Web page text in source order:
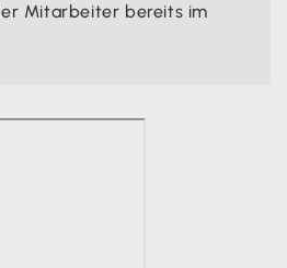
Mitarbeiter bereits im